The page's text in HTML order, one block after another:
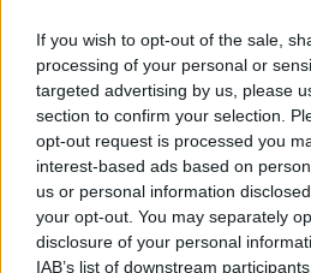
If you wish to opt-out of the sale,
processing of your personal or
targeted advertising by us, please
section to confirm your selection.
opt-out request is processed you
interest-based ads based on
us or personal information
your opt-out. You may separately
disclosure of your personal
IAB’s list of downstream
Αιγαίο Παραβιάσεις Τουρκία
ΠΡΟΗΓΟΎΜΕΝΟ ΆΡΘΡΟ
Υπουργείο Οικονομικών:
Τον Φεβρουάριο ανοίγει
η πλατφόρμα για τη
ρύθμιση οφειλών